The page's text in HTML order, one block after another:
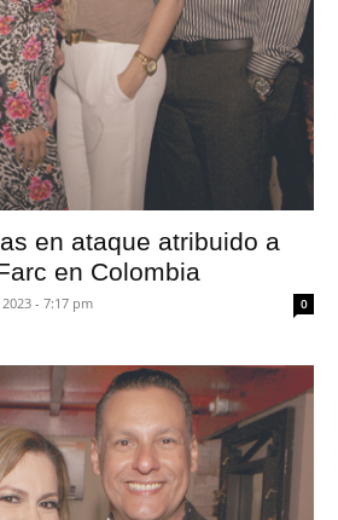
en ataque atribuido a
en Colombia
- 7:17 pm 0